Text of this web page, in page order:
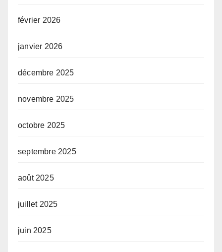
février 2026
janvier 2026
décembre 2025
novembre 2025
octobre 2025
septembre 2025
août 2025
juillet 2025
juin 2025